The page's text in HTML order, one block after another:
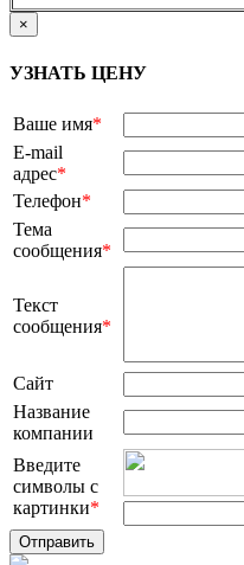
×
УЗНАТЬ ЦЕНУ
Ваше имя*
E-mail
адрес*
Телефон*
Тема
сообщения*
Текст
сообщения*
Сайт
Название
компании
Введите
символы с
картинки*